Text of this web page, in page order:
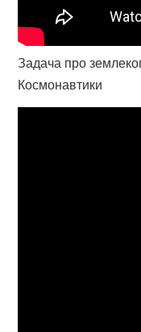
Задача про
Космонавтики